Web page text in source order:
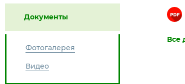
Документы
Фотогалерея
Видео